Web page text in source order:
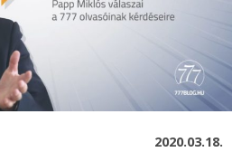
2020.03.18.